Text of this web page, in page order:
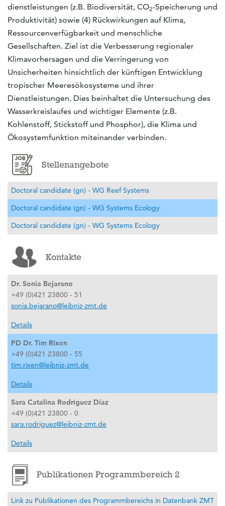
dienstleistungen (z.B. Biodiversität, CO2-Speicherung und
Produktivität) sowie (4) Rückwirkungen auf Klima,
Ressourcenverfügbarkeit und menschliche
Gesellschaften. Ziel ist die Verbesserung regionaler
Klimavorhersagen und die Verringerung von
Unsicherheiten hinsichtlich der künftigen Entwick­lung
tropischer Meeresökosysteme und ihrer
Dienstleistungen. Dies beinhaltet die Untersuchung des
Wasserkreislaufes und wichtiger Elemente (z.B.
Kohlenstoff, Stickstoff und Phosphor), die Klima und
Ökosystemfunktion miteinander verbinden.
Stellenangebote
Doctoral candidate (gn) - WG Reef Systems
Doctoral candidate (gn) - WG Systems Ecology
Doctoral candidate (gn) - WG Systems Ecology
Kontakte
Dr. Sonia Bejarano
+49 (0)421 23800 - 51
sonia.bejarano@leibniz-zmt.de
Details
PD Dr. Tim Rixen
+49 (0)421 23800 - 55
tim.rixen@leibniz-zmt.de
Details
Sara Catalina Rodríguez Díaz
+49 (0)421 23800 - 0
sara.rodriguez@leibniz-zmt.de
Details
Publikationen Programmbereich 2
Link zu Publikationen des Programmbereichs in Datenbank ZMT